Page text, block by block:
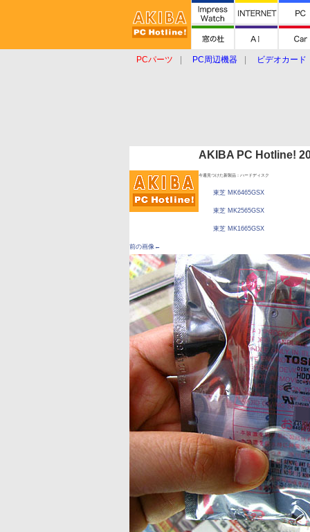
PCパーツ PC周辺機器
ビデオカード
AKIBA PC Hotline!
今週見つけた新製品：ハードディスク
東芝 MK6465GSX
東芝 MK2565GSX
東芝 MK1665GSX
前の画像←